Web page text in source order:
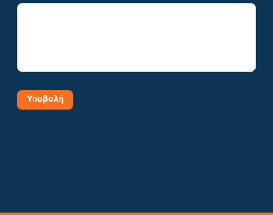
Υποβολή